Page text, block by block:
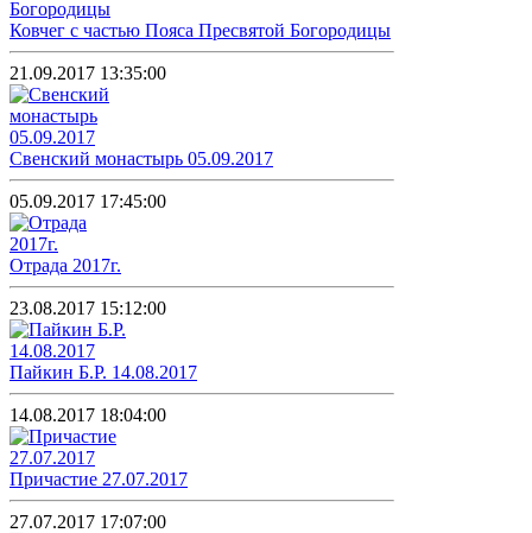
Ковчег с частью Пояса Пресвятой Богородицы
21.09.2017 13:35:00
Свенский монастырь 05.09.2017
05.09.2017 17:45:00
Отрада 2017г.
23.08.2017 15:12:00
Пайкин Б.Р. 14.08.2017
14.08.2017 18:04:00
Причастие 27.07.2017
27.07.2017 17:07:00